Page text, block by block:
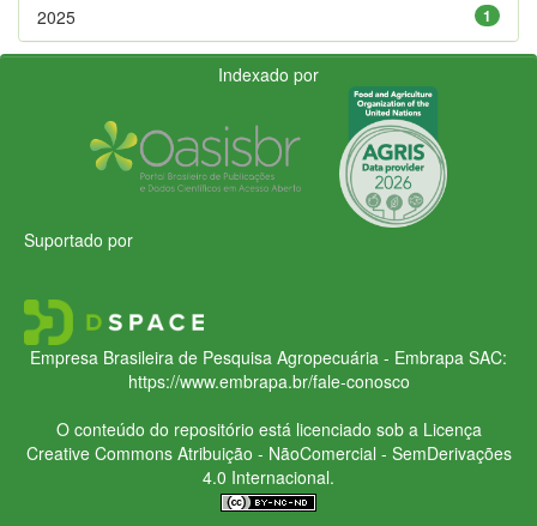
1
2025
Indexado por
Suportado por
Empresa Brasileira de Pesquisa Agropecuária - Embrapa SAC:
https://www.embrapa.br/fale-conosco
O conteúdo do repositório está licenciado sob a Licença
Creative CommonsAtribuição - NãoComercial - SemDerivações
4.0 Internacional.